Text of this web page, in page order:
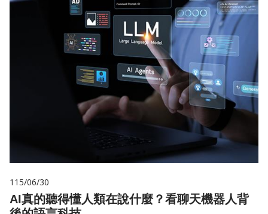
115/06/30
AI真的聽得懂人類在說什麼？看聊天機器人背